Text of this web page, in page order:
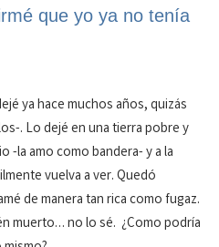
que yo ya no tenía
ya hace muchos años, quizás
. Lo dejé en una tie­rra pobre y
-la amo como bandera- y a la
vuelva a ver. Quedó
de manera tan rica como fugaz.
muerto… no lo sé. ¿Como podría